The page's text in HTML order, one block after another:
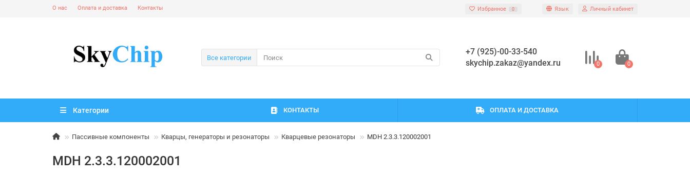
О нас Оплата и доставка Контакты Избранное 0 Язык Личный кабинет
Все категории
+7 (925)-00-33-540
skychip.zakaz@yandex.ru
0 0
Категории КОНТАКТЫ ОПЛАТА И ДОСТАВКА
Пассивные компоненты Кварцы, генераторы и резонаторы Кварцевые резонаторы MDH 2.3.3.120002001
MDH 2.3.3.120002001